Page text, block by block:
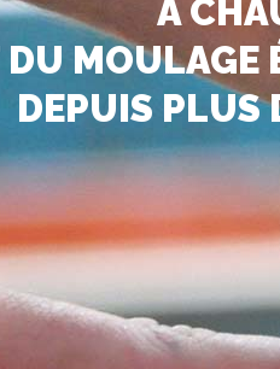
À
DU MOULAGE
DEPUIS PLUS